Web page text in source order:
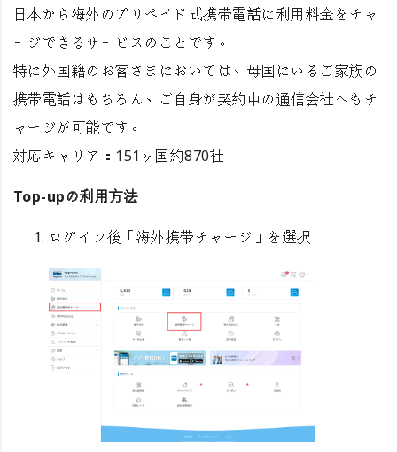
日本から海外のプリペイド式携帯電話に利用料金をチャ
ージできるサービスのことです。
特に外国籍のお客さまにおいては、母国にいるご家族の
携帯電話はもちろん、ご自身が契約中の通信会社へもチ
ャージが可能です。
対応キャリア：151ヶ国約870社
Top-upの利用方法
ログイン後「海外携帯チャージ」を選択